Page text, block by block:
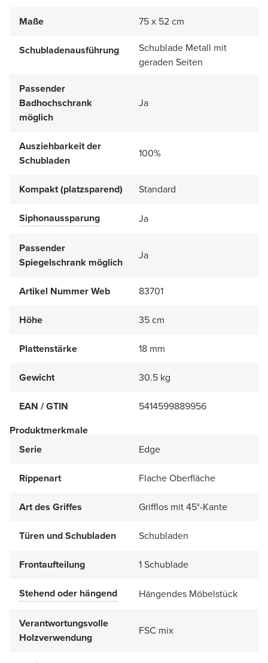
Maße 75 x 52 cm
Schubladenausführung
Schublade Metall mit
geraden Seiten
Passender
Badhochschrank
möglich
Ja
Ausziehbarkeit der
Schubladen
100%
Kompakt (platzsparend) Standard
Siphonaussparung Ja
Passender
Spiegelschrank möglich
Ja
Artikel Nummer Web 83701
Höhe 35 cm
Plattenstärke 18 mm
Gewicht 30.5 kg
EAN / GTIN
5414599889956
Produktmerkmale
Serie
Edge
Rippenart Flache Oberfläche
Art des Griffes Grifflos mit 45°-Kante
Türen und Schubladen Schubladen
Frontaufteilung 1 Schublade
Stehend oder hängend Hängendes Möbelstück
Verantwortungsvolle
Holzverwendung
FSC mix